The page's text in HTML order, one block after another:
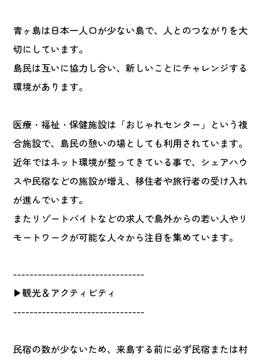
青ヶ島は日本一人口が少ない島で、人とのつながりを大
切にしています。
島民は互いに協力し合い、新しいことにチャレンジする
環境があります。
医療・福祉・保健施設は「おじゃれセンター」という複
合施設で、島民の憩いの場としても利用されています。
近年ではネット環境が整ってきている事で、シェアハウ
スや民宿などの施設が増え、移住者や旅行者の受け入れ
が進んでいます。
またリゾートバイトなどの求人で島外からの若い人やリ
モートワークが可能な人々から注目を集めています。
--------------------------------
▶観光＆アクティビティ
--------------------------------
民宿の数が少ないため、来島する前に必ず民宿または村